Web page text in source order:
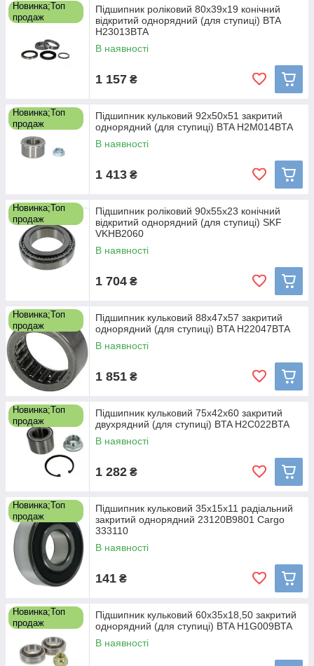
Новинка;Топ
продаж
Підшипник роліковий 80x39x19 конічний
відкритий однорядний (для ступиці) BTA
H23013BTA
В наявності
1 157 ₴
Новинка;Топ
продаж
Підшипник кульковий 92x50x51 закритий
однорядний (для ступиці) BTA H2M014BTA
В наявності
1 413 ₴
Новинка;Топ
продаж
Підшипник роліковий 90x55x23 конічний
відкритий однорядний (для ступиці) SKF
VKHB2060
В наявності
1 704 ₴
Новинка;Топ
продаж
Підшипник кульковий 88x47x57 закритий
однорядний (для ступиці) BTA H22047BTA
В наявності
1 851 ₴
Новинка;Топ
продаж
Підшипник кульковий 75x42x60 закритий
двухрядний (для ступиці) BTA H2C022BTA
В наявності
1 282 ₴
Новинка;Топ
продаж
Підшипник кульковий 35x15x11 радіальний
закритий однорядний 23120B9801 Cargo
333110
В наявності
141 ₴
Новинка;Топ
продаж
Підшипник кульковий 60x35x18,50 закритий
однорядний (для ступиці) BTA H1G009BTA
В наявності